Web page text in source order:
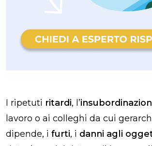
I ripetuti ritardi, l’
lavoro o ai colleghi da cui
dipende, i furti, i danni agli